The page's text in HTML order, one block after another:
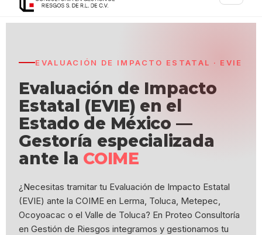
EVALUACIÓN DE IMPACTO ESTATAL · EVIE
Evaluación de Impacto
Estatal (EVIE) en el
Estado de México —
Gestoría especializada
ante la COIME
¿Necesitas tramitar tu Evaluación de Impacto Estatal
(EVIE) ante la COIME en Lerma, Toluca, Metepec,
Ocoyoacac o el Valle de Toluca? En Proteo Consultoría
en Gestión de Riesgos integramos y gestionamos tu